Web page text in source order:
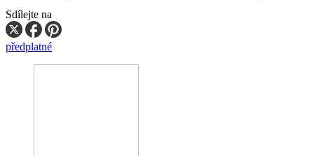
Sdílejte na
předplatné